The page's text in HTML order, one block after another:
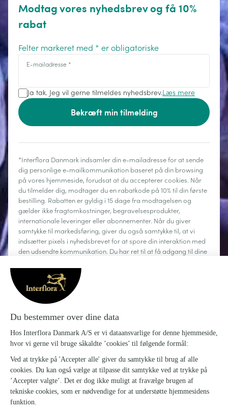
Modtag vores nyhedsbrev og få 10%
rabat
Felter markeret med * er obligatoriske
E-mailadresse *
Ja tak. Jeg vil gerne tilmeldes nyhedsbrev.Læs mere
Bekræft min tilmelding
*Interflora Danmark indsamler din e-mailadresse for at sende
dig personlige e-mailkommunikation baseret på din browsing
på vores hjemmeside, forudsat at du accepterer cookies. Når
du tilmelder dig, modtager du en rabatkode på 10% til din første
bestilling. Rabatten er gyldig i 15 dage fra modtagelsen og
gælder ikke fragtomkostninger, begravelsesprodukter,
internationale leveringer eller abonnementer. Når du giver
samtykke til markedsføring, giver du også samtykke til, at vi
indsætter pixels i nyhedsbrevet for at spore din interaktion med
den udsendte kommunikation. Du har ret til at få adgang til dine
behandlingen og gøre brug af din ret til dataportabilitet. Du kan
til enhver tid afmelde dig.
Om Interflora
Sig det med blomster